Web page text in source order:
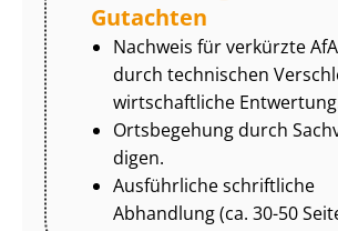
Gutachten
Nachweis für verkürzte
durch technischen
wirtschaftliche
Ortsbegehung durch
di­gen.
Ausführliche schriftliche
Abhandlung (ca. 30-50